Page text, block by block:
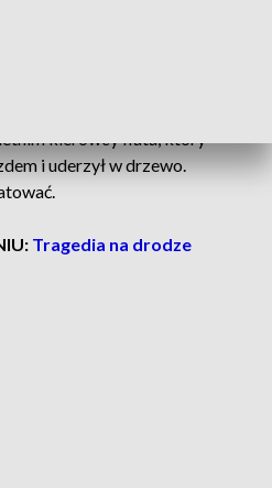
kierowcy fiata, który
i uderzył w drzewo.
Tragedia na drodze